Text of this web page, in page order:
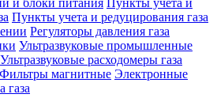
и блоки питания Пункты учета и
Пункты учета и редуцирования газа
Регуляторы давления газа
Ультразвуковые промышленные
Ультразвуковые расходомеры газа
Фильтры магнитные Электронные
газа